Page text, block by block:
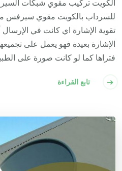
الكويت تركيب مقوي شبكات
للسرداب بالكويت مقوي سيرفس
تقوية الإشارة اي كانت في الإرسال
الإشارة بعيدة فهو يعمل على
فتراها كما لو كانت صورة على
تابع القراءة